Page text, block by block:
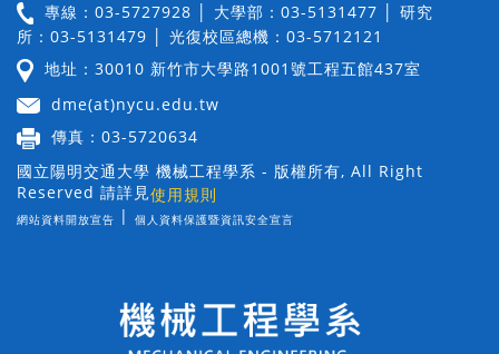
專線：03-5727928 │ 大學部：03-5131477 │ 研究
所：03-5131479 │ 光復校區總機：03-5712121
地址：30010 新竹市大學路1001號工程五館437室
dme(at)nycu.edu.tw
傳真：03-5720634
國立陽明交通大學 機械工程學系 - 版權所有, All Right
Reserved 請詳見使用規則
網站資料開放宣告 | 個人資料保護暨資訊安全宣言